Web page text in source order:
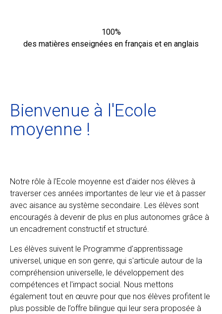
100%
des matières enseignées en français et en anglais
Bienvenue à l'Ecole
moyenne !
Notre rôle à l'Ecole moyenne est d'aider nos élèves à
traverser ces années importantes de leur vie et à passer
avec aisance au système secondaire. Les élèves sont
encouragés à devenir de plus en plus autonomes grâce à
un encadrement constructif et structuré.
Les élèves suivent le Programme d'apprentissage
universel, unique en son genre, qui s'articule autour de la
compréhension universelle, le développement des
compétences et l'impact social. Nous mettons
également tout en œuvre pour que nos élèves profitent le
plus possible de l’offre bilingue qui leur sera proposée à